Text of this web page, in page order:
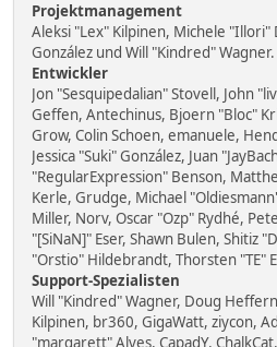
Projektmanagement
Aleksi "Lex" Kilpinen, Michele "Illori"
González und Will "Kindred" Wagner.
Entwickler
Jon "Sesquipedalian" Stovell, John
Geffen, Antechinus, Bjoern "Bloc"
Grow, Colin Schoen, emanuele,
Jessica "Suki" González, Juan
"RegularExpression" Benson,
Kerle, Grudge, Michael
Miller, Norv, Oscar "Ozp" Rydhé,
"[SiNaN]" Eser, Shawn Bulen, Shitiz
"Orstio" Hildebrandt, Thorsten "TE"
Support-Spezialisten
Will "Kindred" Wagner, Doug
Kilpinen, br360, GigaWatt, ziycon,
"margarett" Alves, CapadY,